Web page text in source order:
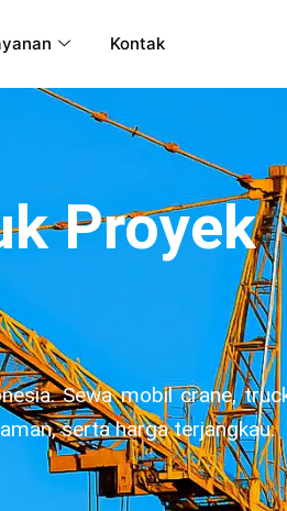
Kontak
Proyek
Sewa mobil crane,
serta harga terjangkau.